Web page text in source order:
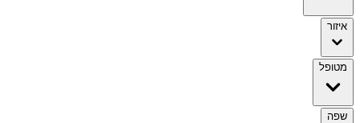
איזור
מטופל
שפה